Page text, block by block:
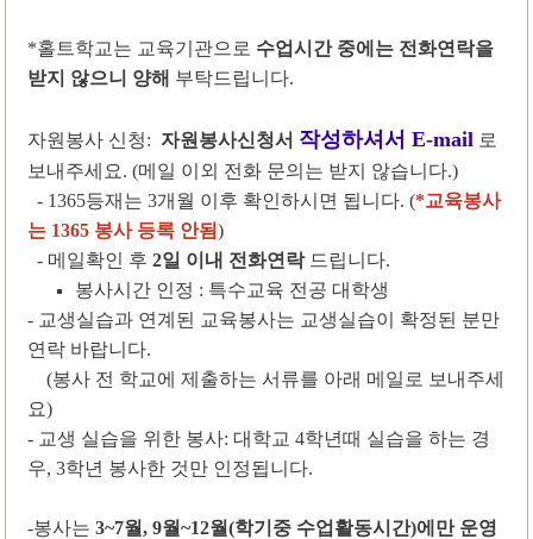
*홀트학교는 교육기관으로 수업시간 중에는 전화연락을
받지 않으니 양해 부탁드립니다.
자원봉사 신청:자원봉사신청서 작성하셔서E-mail 로
보내주세요. (메일 이외 전화 문의는 받지 않습니다.)
- 1365등재는3개월 이후 확인하시면 됩니다. (*교육봉사
는 1365 봉사 등록 안됨)
- 메일확인 후2일 이내 전화연락드립니다.
봉사시간 인정 : 특수교육 전공 대학생
- 교생실습과 연계된 교육봉사는 교생실습이 확정된 분만
연락 바랍니다.
(봉사 전 학교에 제출하는 서류를 아래 메일로 보내주세
요)
- 교생 실습을 위한 봉사:대학교4학년때 실습을 하는 경
우, 3학년 봉사한 것만 인정됩니다.
-봉사는3~7월, 9월~12월(학기중 수업활동시간)에만 운영